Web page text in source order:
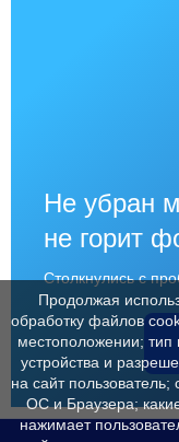
Не убран
не горит
Столкнулись с
Продолжая
обработку файлов
местоположении; тип
устройства и
на сайт пользователь;
ОС и Браузера;
нажимает